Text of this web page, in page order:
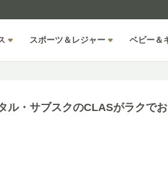
スポーツ＆レジャー ベビー＆
ル・サブスクのCLASがラクで